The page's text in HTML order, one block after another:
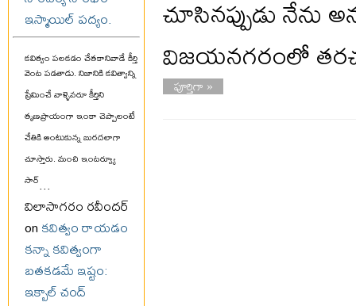
ఇస్మాయిల్ పద్యం.
కవిత్వం పలకడం చేతకానివాడే కీర్తి
వెంట పడతాడు. నిజానికి కవిత్వాన్ని
ప్రేమించే వాళ్ళెవరూ కీర్తిని
తృణప్రాయంగా ఇంకా చెప్పాలంటే
చేతికి అంటుకున్న బురదలాగా
చూస్తారు. మంచి ఇంటర్వ్యూ
సార్...
విలాసాగరం రవీందర్
onకవిత్వం రాయడం
కన్నా కవిత్వంగా
బతకడమే ఇష్టం:
ఇక్బాల్ చంద్
చూసినప్పుడు నేను
విజయనగరంలో
పూర్తిగా »